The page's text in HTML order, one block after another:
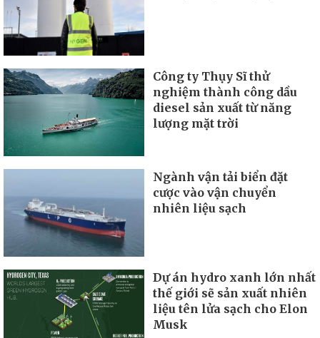
Công ty Thụy Sĩ thử
nghiệm thành công dầu
diesel sản xuất từ năng
lượng mặt trời
Ngành vận tải biển đặt
cược vào vận chuyển
nhiên liệu sạch
Dự án hydro xanh lớn nhất
thế giới sẽ sản xuất nhiên
liệu tên lửa sạch cho Elon
Musk